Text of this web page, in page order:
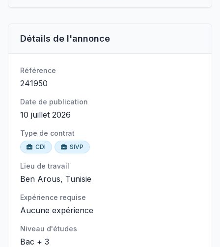
Détails de l'annonce
Référence
241950
Date de publication
10 juillet 2026
Type de contrat
CDI SIVP
Lieu de travail
Ben Arous, Tunisie
Expérience requise
Aucune expérience
Niveau d'études
Bac + 3